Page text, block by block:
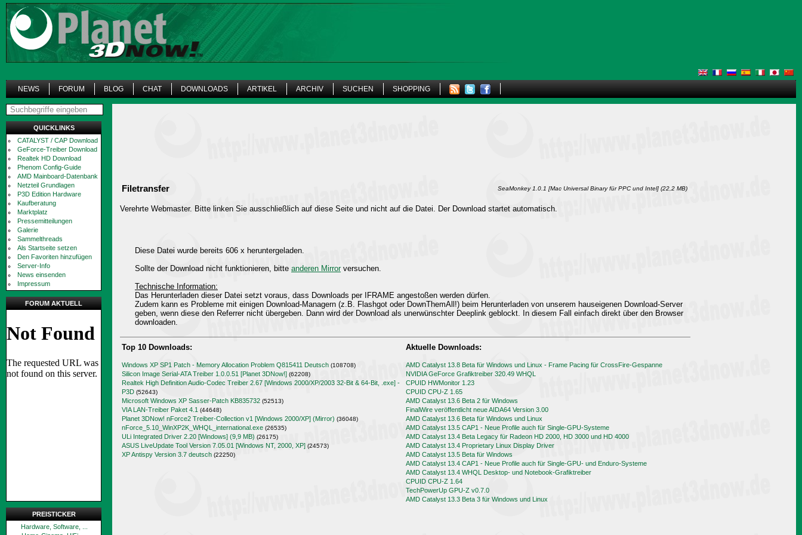
NEWS FORUM BLOG CHAT DOWNLOADS ARTIKEL ARCHIV SUCHEN SHOPPING
QUICKLINKS
CATALYST / CAP Download
GeForce-Treiber Download
Realtek HD Download
Phenom Config-Guide
AMD Mainboard-Datenbank
Netzteil Grundlagen
P3D Edition Hardware
Kaufberatung
Marktplatz
Pressemitteilungen
Galerie
Sammelthreads
Als Startseite setzen
Den Favoriten hinzufügen
Server-Info
News einsenden
Impressum
FORUM AKTUELL
PREISTICKER
Hardware, Software, ...
Filetransfer SeaMonkey 1.0.1 [Mac Universal Binary für PPC und Intel] (22,2 MB)
Verehrte Webmaster. Bitte linken Sie ausschließlich auf diese Seite und nicht auf die Datei. Der Download startet automatisch.
Diese Datei wurde bereits 606 x heruntergeladen.
Sollte der Download nicht funktionieren, bitte anderen Mirrorversuchen.
Technische Information:
Das Herunterladen dieser Datei setzt voraus, dass Downloads per IFRAME angestoßen werden dürfen.
Zudem kann es Probleme mit einigen Download-Managern (z.B. Flashgot oder DownThemAll!) beim Herunterladen von unserem hauseigenen Download-Server
geben, wenn diese den Referrer nicht übergeben. Dann wird der Download als unerwünschter Deeplink geblockt. In diesem Fall einfach direkt über den Browser
downloaden.
Top 10 Downloads:
Windows XP SP1 Patch - Memory Allocation Problem Q815411 Deutsch (108708)
Silicon Image Serial-ATA Treiber 1.0.0.51 [Planet 3DNow!] (62208)
Realtek High Definition Audio-Codec Treiber 2.67 [Windows 2000/XP/2003 32-Bit & 64-Bit, .exe] -
P3D (52643)
Microsoft Windows XP Sasser-Patch KB835732 (52513)
VIA LAN-Treiber Paket 4.1 (44648)
Planet 3DNow! nForce2 Treiber-Collection v1 [Windows 2000/XP] (Mirror) (36048)
nForce_5.10_WinXP2K_WHQL_international.exe (26535)
ULi Integrated Driver 2.20 [Windows] (9,9 MB) (26175)
ASUS LiveUpdate Tool Version 7.05.01 [Windows NT, 2000, XP] (24573)
XP Antispy Version 3.7 deutsch (22250)
Aktuelle Downloads:
AMD Catalyst 13.8 Beta für Windows und Linux - Frame Pacing für CrossFire-Gespanne
NVIDIA GeForce Grafiktreiber 320.49 WHQL
CPUID HWMonitor 1.23
CPUID CPU-Z 1.65
AMD Catalyst 13.6 Beta 2 für Windows
FinalWire veröffentlicht neue AIDA64 Version 3.00
AMD Catalyst 13.6 Beta für Windows und Linux
AMD Catalyst 13.5 CAP1 - Neue Profile auch für Single-GPU-Systeme
AMD Catalyst 13.4 Beta Legacy für Radeon HD 2000, HD 3000 und HD 4000
AMD Catalyst 13.4 Proprietary Linux Display Driver
AMD Catalyst 13.5 Beta für Windows
AMD Catalyst 13.4 CAP1 - Neue Profile auch für Single-GPU- und Enduro-Systeme
AMD Catalyst 13.4 WHQL Desktop- und Notebook-Grafiktreiber
CPUID CPU-Z 1.64
TechPowerUp GPU-Z v0.7.0
AMD Catalyst 13.3 Beta 3 für Windows und Linux